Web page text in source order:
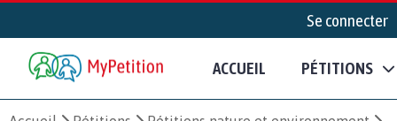
Se connecter
ACCUEIL PÉTITIONS